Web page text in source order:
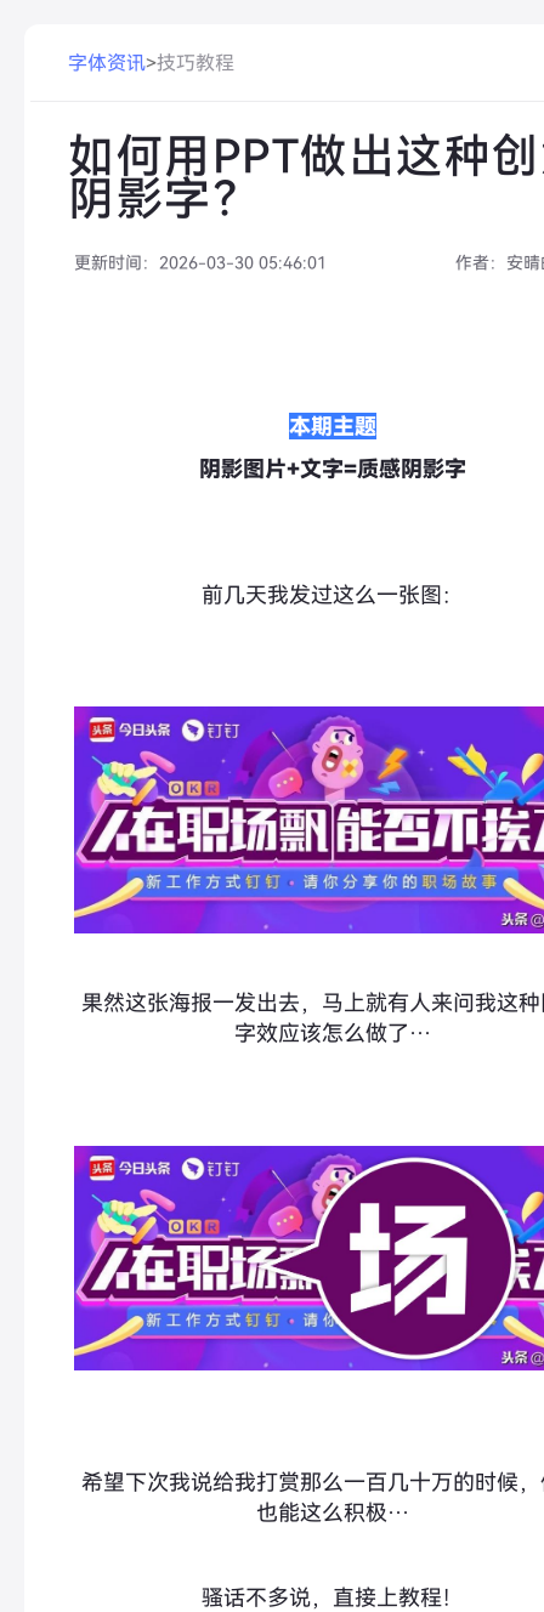
字体资讯>技巧教程
如何用PPT做出这种
阴影字？
更新时间： 2026-03-30 05:46:01 作者： 安
本期主题
阴影图片+文字=质感阴影字
前几天我发过这么一张图：
果然这张海报一发出去，马上就有人来问我这
字效应该怎么做了…
希望下次我说给我打赏那么一百几十万的时候
也能这么积极…
骚话不多说，直接上教程！